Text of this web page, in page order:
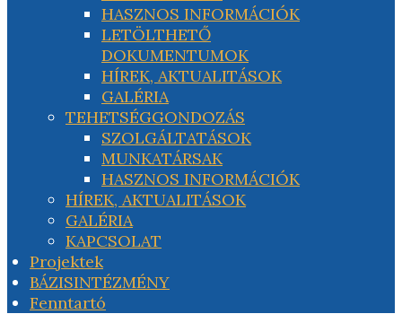
HASZNOS INFORMÁCIÓK
LETÖLTHETŐ
DOKUMENTUMOK
HÍREK, AKTUALITÁSOK
GALÉRIA
TEHETSÉGGONDOZÁS
SZOLGÁLTATÁSOK
MUNKATÁRSAK
HASZNOS INFORMÁCIÓK
HÍREK, AKTUALITÁSOK
GALÉRIA
KAPCSOLAT
Projektek
BÁZISINTÉZMÉNY
Fenntartó